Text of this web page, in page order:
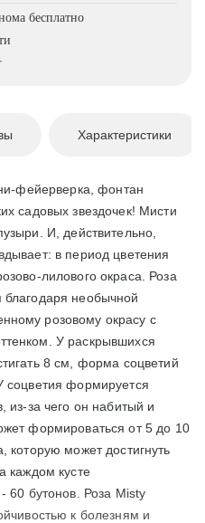
бесплатно
Характеристики
фейерверка, фонтан
садовых звездочек! Мисти
И, действительно,
в период цветения
лилового окраса. Роза
необычной
розовому окрасу с
У раскрывшихся
8 см, форма соцветий
формируется
из-за чего он набитый и
формироваться от 5 до 10
которую может достигнуть
каждом кусте
60 бутонов. Роза Misty
к болезням и